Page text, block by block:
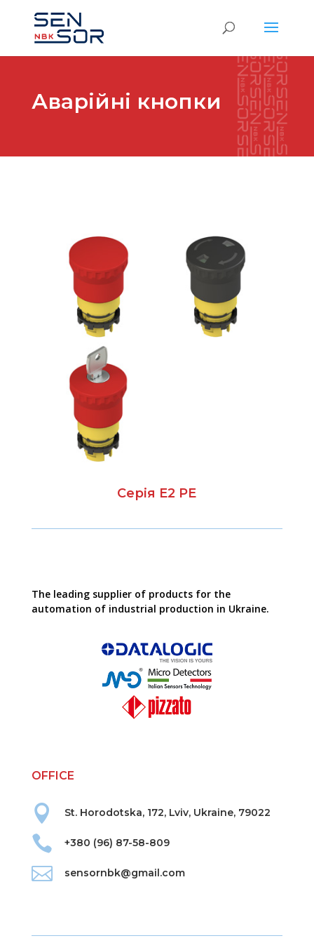
Аварійні кнопки
Серія E2 PE
The leading supplier of products for the
automation of industrial production in Ukraine.
OFFICE
 St. Horodotska, 172, Lviv, Ukraine, 79022
 +380 (96) 87-58-809
 sensornbk@gmail.com